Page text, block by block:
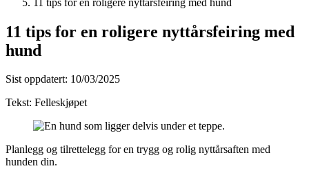
11 tips for en roligere nyttårsfeiring med
hund
Sist oppdatert: 10/03/2025
Tekst: Felleskjøpet
Planlegg og tilrettelegg for en trygg og rolig nyttårsaften med
hunden din.